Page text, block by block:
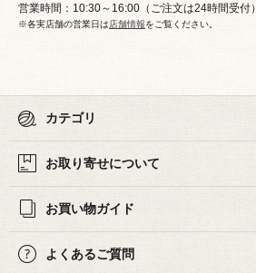
営業時間：10:30～16:00（ご注文は24時間受付）
※各実店舗の営業日は店舗情報をご覧ください。
カテゴリ
お取り寄せについて
お買い物ガイド
よくあるご質問